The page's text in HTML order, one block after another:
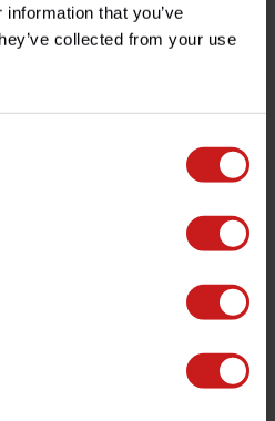
that you’ve
collected from your use
Clignotants Bullets